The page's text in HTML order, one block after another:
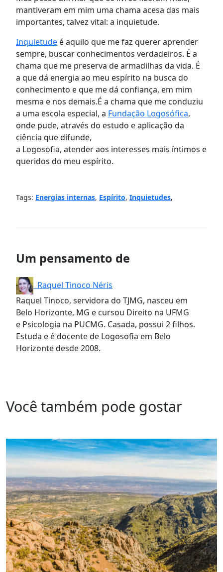
mantiveram em mim uma chama acesa das mais
importantes, talvez vital: a inquietude.
Inquietude é aquilo que me faz querer aprender
sempre, buscar conhecimentos verdadeiros. É a
chama que me preserva de armadilhas da vida. É
a que dá energia ao meu espírito na busca do
conhecimento e que me dá confiança, em mim
mesma e nos demais.É a chama que me conduziu
a uma escola especial, a Fundação Logosófica,
onde pude, através do estudo e aplicação da
ciência que difunde,
a Logosofia, atenderaos interesses mais íntimos e
queridos do meu espírito.
Tags: Energias internas, Espírito, Inquietudes,
Um pensamento de
Raquel Tinoco Néris
Raquel Tinoco, servidora do TJMG, nasceu em
Belo Horizonte, MG e cursou Direito na UFMG
e Psicologia na PUCMG. Casada, possui 2 filhos.
Estuda e é docente de Logosofia em Belo
Horizonte desde 2008.
Você também pode gostar